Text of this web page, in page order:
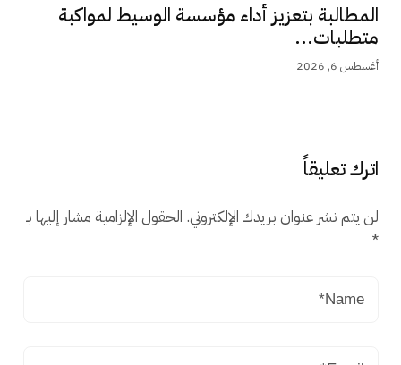
المطالبة بتعزيز أداء مؤسسة الوسيط لمواكبة
متطلبات...
أغسطس 6, 2026
اترك تعليقاً
لن يتم نشر عنوان بريدك الإلكتروني. الحقول الإلزامية مشار إليها بـ
*